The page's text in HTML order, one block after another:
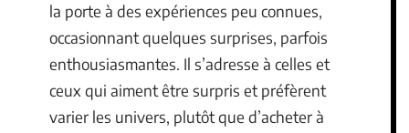
la porte à des expériences peu connues,
occasionnant quelques surprises, parfois
enthousiasmantes. Il s’adresse à celles et
ceux qui aiment être surpris et préfèrent
varier les univers, plutôt que d’acheter à